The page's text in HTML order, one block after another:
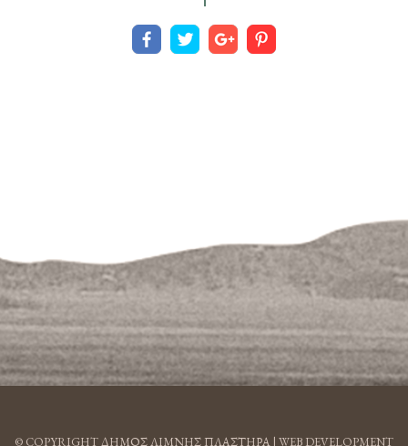
© COPYRIGHT ΔΗΜΟΣ ΛΙΜΝΗΣ ΠΛΑΣΤΗΡΑ | WEB DEVELOPMENT